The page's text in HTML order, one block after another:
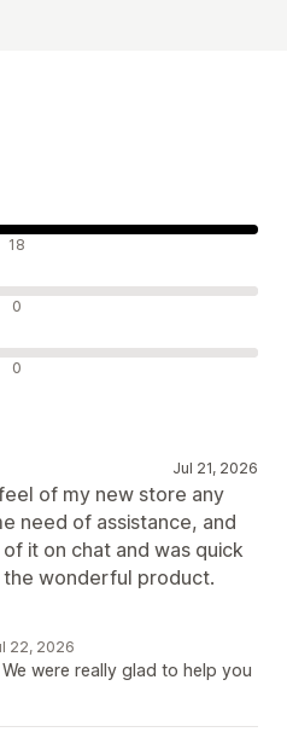
18
0
0
Jul 21, 2026
of my new store any
need of assistance, and
it on chat and was quick
the wonderful product.
22, 2026
were really glad to help you